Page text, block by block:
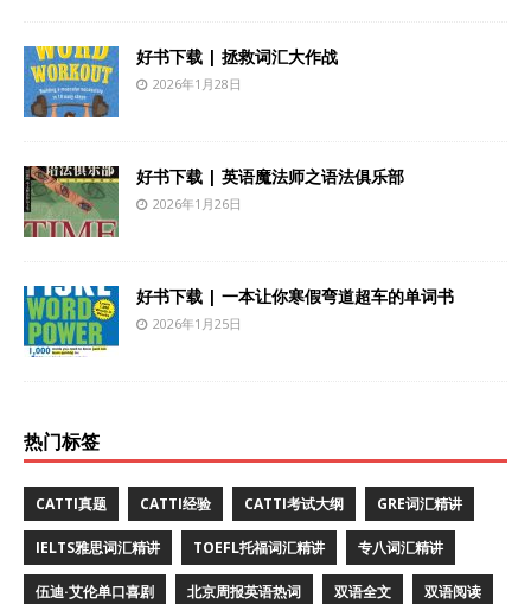
好书下载 | 拯救词汇大作战
2026年1月28日
好书下载 | 英语魔法师之语法俱乐部
2026年1月26日
好书下载 | 一本让你寒假弯道超车的单词书
2026年1月25日
热门标签
CATTI真题 CATTI经验 CATTI考试大纲 GRE词汇精讲
IELTS雅思词汇精讲 TOEFL托福词汇精讲 专八词汇精讲
伍迪·艾伦单口喜剧 北京周报英语热词 双语全文 双语阅读